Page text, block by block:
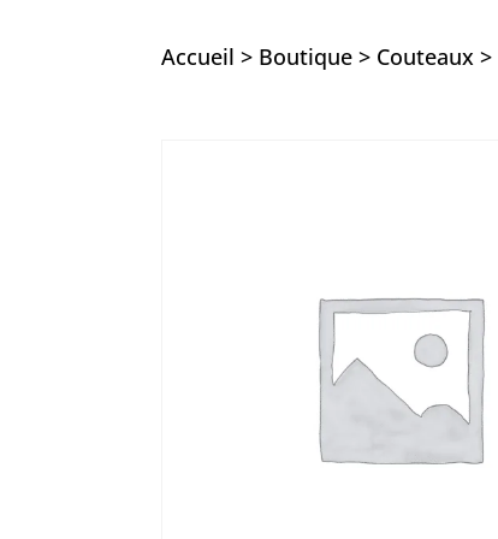
Accueil > Boutique > Couteaux >